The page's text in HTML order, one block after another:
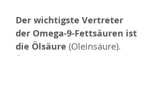
Der wichtigste Vertreter
der Omega-9-Fettsäuren ist
die Ölsäure (Oleinsäure).
Ölsäure ist in verschiedenen